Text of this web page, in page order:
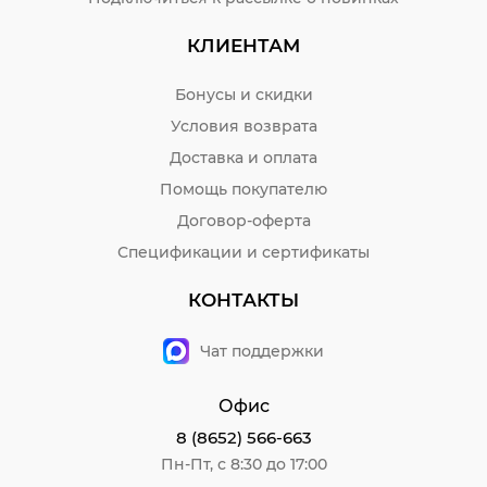
КЛИЕНТАМ
Бонусы и скидки
Условия возврата
Доставка и оплата
Помощь покупателю
Договор-оферта
Спецификации и сертификаты
КОНТАКТЫ
Чат поддержки
Офис
8 (8652) 566-663
Пн-Пт, с 8:30 до 17:00